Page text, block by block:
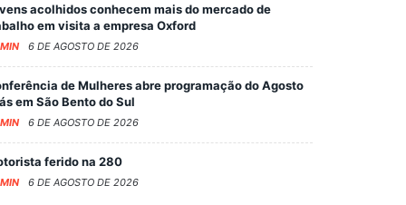
acolhidos conhecem mais do mercado de
em visita a empresa Oxford
6 DE AGOSTO DE 2026
de Mulheres abre programação do Agosto
em São Bento do Sul
6 DE AGOSTO DE 2026
ferido na 280
6 DE AGOSTO DE 2026